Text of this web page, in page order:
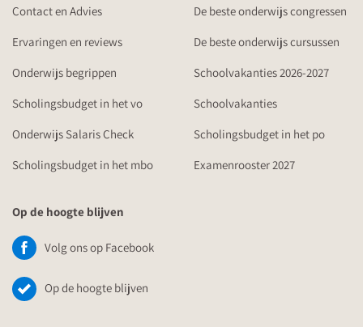
Contact en Advies
De beste onderwijs congressen
Ervaringen en reviews
De beste onderwijs cursussen
Onderwijs begrippen
Schoolvakanties 2026-2027
Scholingsbudget in het vo
Schoolvakanties
Onderwijs Salaris Check
Scholingsbudget in het po
Scholingsbudget in het mbo
Examenrooster 2027
Op de hoogte blijven
Volg ons op Facebook
Op de hoogte blijven